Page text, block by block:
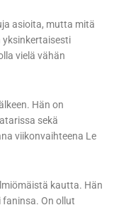
asioita, mutta mitä
yksinkertaisesti
vielä vähän
Hän on
sekä
viikonvaihteena Le
kautta. Hän
faninsa. On ollut